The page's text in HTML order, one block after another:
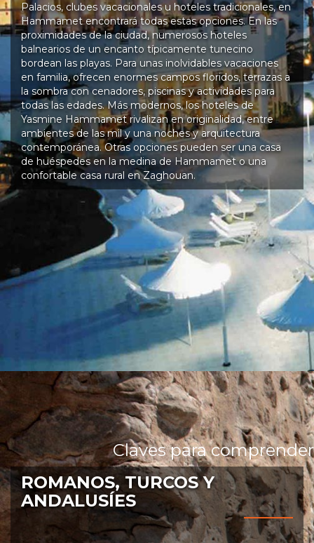
Palacios, clubes vacacionales u hoteles tradicionales, en
Hammamet encontrará todas estas opciones. En las
proximidades de la ciudad, numerosos hoteles
balnearios de un encanto típicamente tunecino
bordean las playas. Para unas inolvidables vacaciones
en familia, ofrecen enormes campos floridos, terrazas a
la sombra con cenadores, piscinas y actividades para
todas las edades. Más modernos, los hoteles de
Yasmine Hammamet rivalizan en originalidad, entre
ambientes de las mil y una noches y arquitectura
contemporánea. Otras opciones pueden ser una casa
de huéspedes en la medina de Hammamet o una
confortable casa rural en Zaghouan.
Claves para comprender
ROMANOS, TURCOS Y
ANDALUSÍES